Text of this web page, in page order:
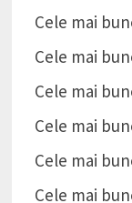
Cele mai
Cele mai
Cele mai
Cele mai
Cele mai
Cele mai